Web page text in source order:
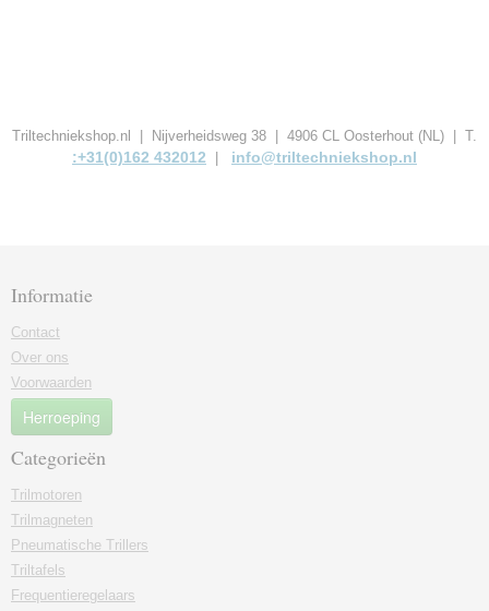
Triltechniekshop.nl | Nijverheidsweg 38 | 4906 CL Oosterhout (NL) | T.
:+31(0)162 432012 info@triltechniekshop.nl
Informatie
Contact
Over ons
Voorwaarden
Herroeping
Categorieën
Trilmotoren
Trilmagneten
Pneumatische Trillers
Triltafels
Frequentieregelaars